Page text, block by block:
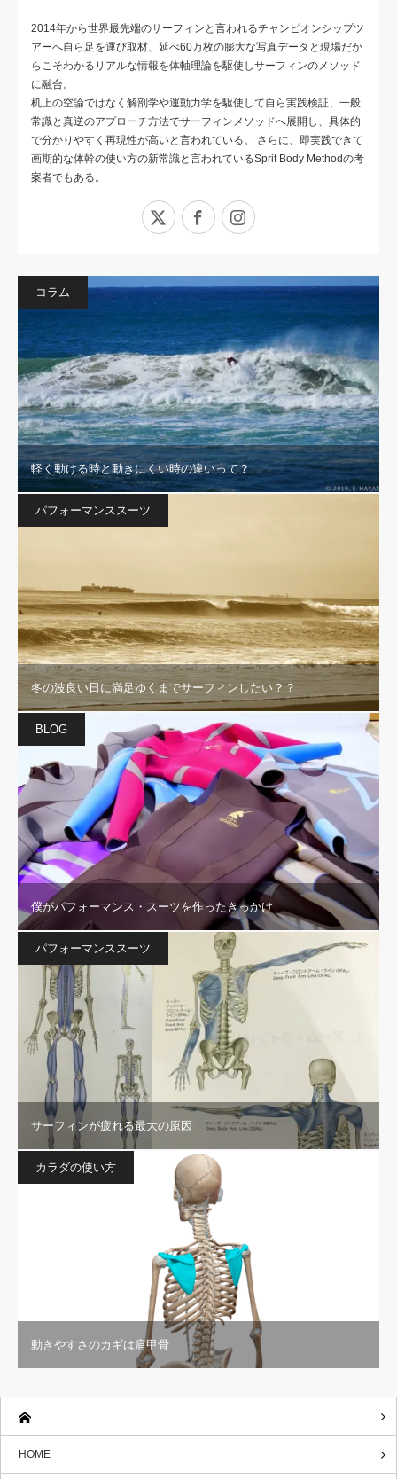
2014年から世界最先端のサーフィンと言われるチャンピオンシップツ
アーへ自ら足を運び取材、延べ60万枚の膨大な写真データと現場だか
らこそわかるリアルな情報を体軸理論を駆使しサーフィンのメソッド
に融合。
机上の空論ではなく解剖学や運動力学を駆使して自ら実践検証、一般
常識と真逆のアプローチ方法でサーフィンメソッドへ展開し、具体的
で分かりやすく再現性が高いと言われている。 さらに、即実践できて
画期的な体幹の使い方の新常識と言われているSprit Body Methodの考
案者でもある。
Facebook
コラム
軽く動ける時と動きにくい時の違いって？
パフォーマンススーツ
冬の波良い日に満足ゆくまでサーフィンしたい？？
BLOG
僕がパフォーマンス・スーツを作ったきっかけ
パフォーマンススーツ
サーフィンが疲れる最大の原因
カラダの使い方
動きやすさのカギは肩甲骨
HOME